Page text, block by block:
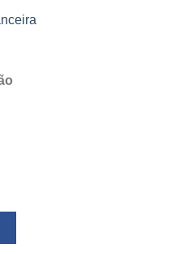
Complexos